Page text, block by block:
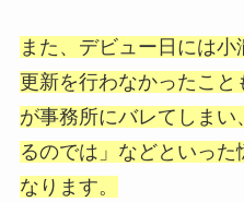
また、デビュー日には
更新を行わなかったこと
が事務所にバレてしま
るのでは」などといった
なります。